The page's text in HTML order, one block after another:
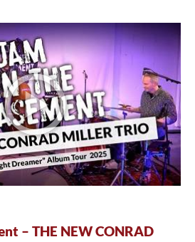
– THE NEW CONRAD